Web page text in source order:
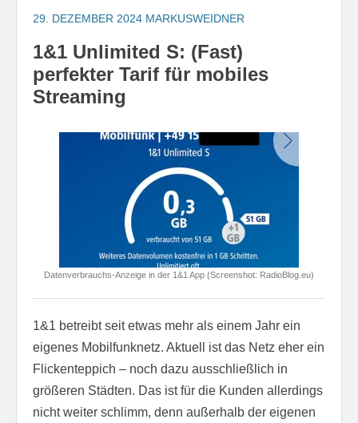
29. DEZEMBER 2024 MARKUSWEIDNER
1&1 Unlimited S: (Fast)
perfekter Tarif für mobiles
Streaming
Datenverbrauchs-Anzeige in der 1&1 App (Screenshot: RadioBlog.eu)
1&1 betreibt seit etwas mehr als einem Jahr ein
eigenes Mobilfunknetz. Aktuell ist das Netz eher ein
Flickenteppich – noch dazu ausschließlich in
größeren Städten. Das ist für die Kunden allerdings
nicht weiter schlimm, denn außerhalb der eigenen